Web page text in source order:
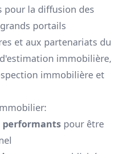
pour la diffusion des
portails
et aux partenariats du
immobilière,
immobilière et
performants pour être